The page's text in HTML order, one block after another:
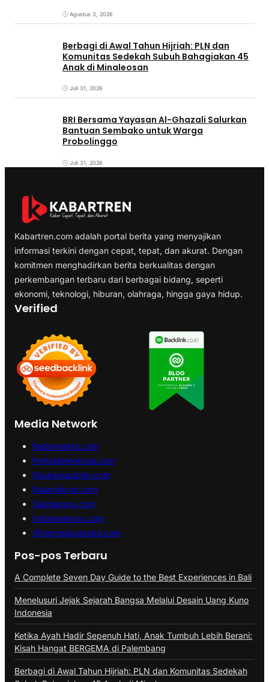
Agustus 3, 2026
Berbagi di Awal Tahun Hijriah: PLN dan
Komunitas Sedekah Subuh Bahagiakan 45
Anak di Minaleosan
Juli 31, 2026
BRI Bersama Yayasan Al-Ghazali Salurkan
Bantuan Sembako untuk Warga
Probolinggo
Juli 31, 2026
Kabartren.com adalah portal berita yang menyajikan
informasi terkini dengan cepat, tepat, dan akurat. Dengan
komitmen menghadirkan berita berkualitas dengan
perkembangan terbaru dari berbagai bidang, seperti
ekonomi, teknologi, hiburan, olahraga, hingga gaya hidup.
Verified
Media Network
Radarwaktu.com
Portaldemokrasi.com
Edukasiupdate.com
Nalarrakyat.com
Sabdaguru.com
Indonesiavox.com
Alfapresspustaka.com
Pos-pos Terbaru
A Complete Seven Day Guide to the Best Experiences in Bali
Menelusuri Jejak Sejarah Bangsa Melalui Desain Uang Kuno
Indonesia
Ketika Ayah Hadir Sepenuh Hati, Anak Tumbuh Lebih Berani:
Kisah Hangat BERGEMA di Palembang
Berbagi di Awal Tahun Hijriah: PLN dan Komunitas Sedekah